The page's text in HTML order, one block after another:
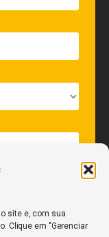
site e, com sua
Clique em "Gerenciar